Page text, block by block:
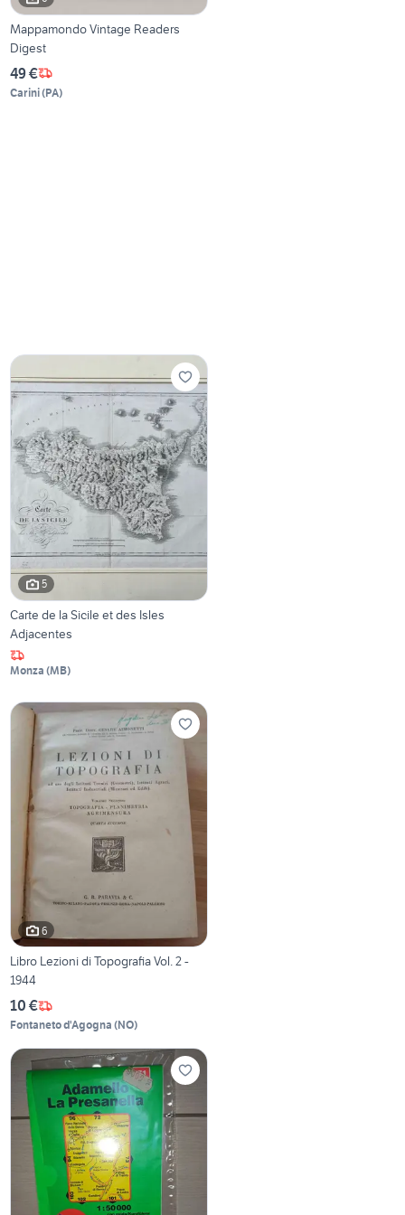
Mappamondo Vintage Readers
Digest
49 €
Carini(PA)
5
Carte de la Sicile et des Isles
Adjacentes
Monza (MB)
6
Libro Lezioni di Topografia Vol. 2 -
1944
10 €
Fontaneto d'Agogna (NO)